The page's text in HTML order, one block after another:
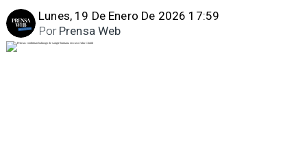
Lunes, 19 De Enero De 2026 17:59
Prensa Web
Por